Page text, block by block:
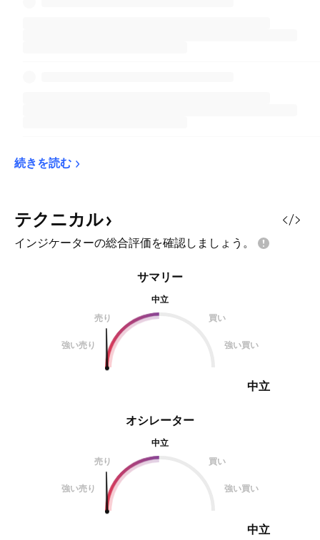
続きを読む
テクニカル
インジケーターの総合評価を確認しましょう。
オシレーター
中立
売り
買い
強い売り 強い買い
中立
サマリー
中立
売り
買い
強い売り 強い買い
中立